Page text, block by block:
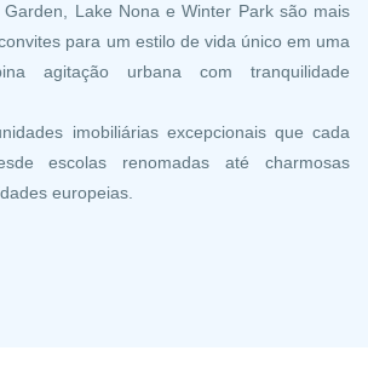
Lake Nona e Winter Park são mais
para um estilo de vida único em uma
agitação urbana com tranquilidade
imobiliárias excepcionais que cada
escolas renomadas até charmosas
europeias.